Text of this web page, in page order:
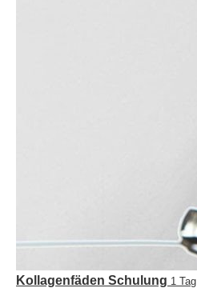
Kollagenfäden Schulung 1 Tag